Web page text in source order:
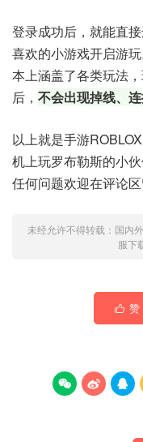
登录成功后，就能直
喜欢的小游戏开启游
本上涵盖了各类玩法
后， 不会出现掉线、
以上就是手游
机上玩罗布勒斯的小
任何问题欢迎在评论
未经允许不得转载： 国内
服下
 赞
  